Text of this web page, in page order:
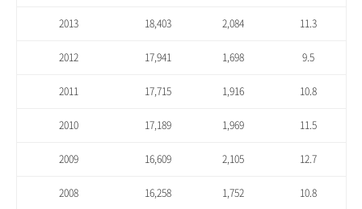
2013 18,403 2,084 11.3
2012 17,941 1,698 9.5
2011 17,715 1,916 10.8
2010 17,189 1,969 11.5
2009 16,609 2,105 12.7
2008 16,258 1,752 10.8